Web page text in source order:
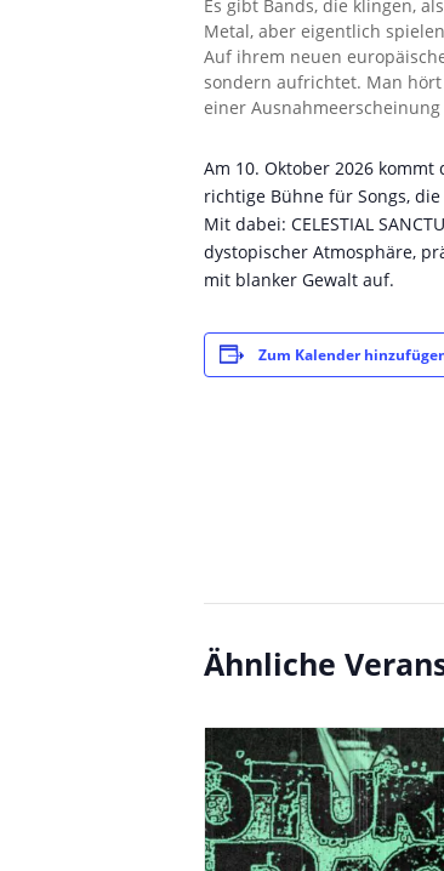
Es gibt Bands, die klingen,
Metal, aber eigentlich
Auf ihrem neuen
sondern aufrichtet. Man hört
einer
Am 10. Oktober 2026
richtige Bühne für Songs,
Mit dabei: CELESTIAL
dystopischer Atmosphäre,
mit blanker Gewalt auf.
Zum Kalender
Ähnliche